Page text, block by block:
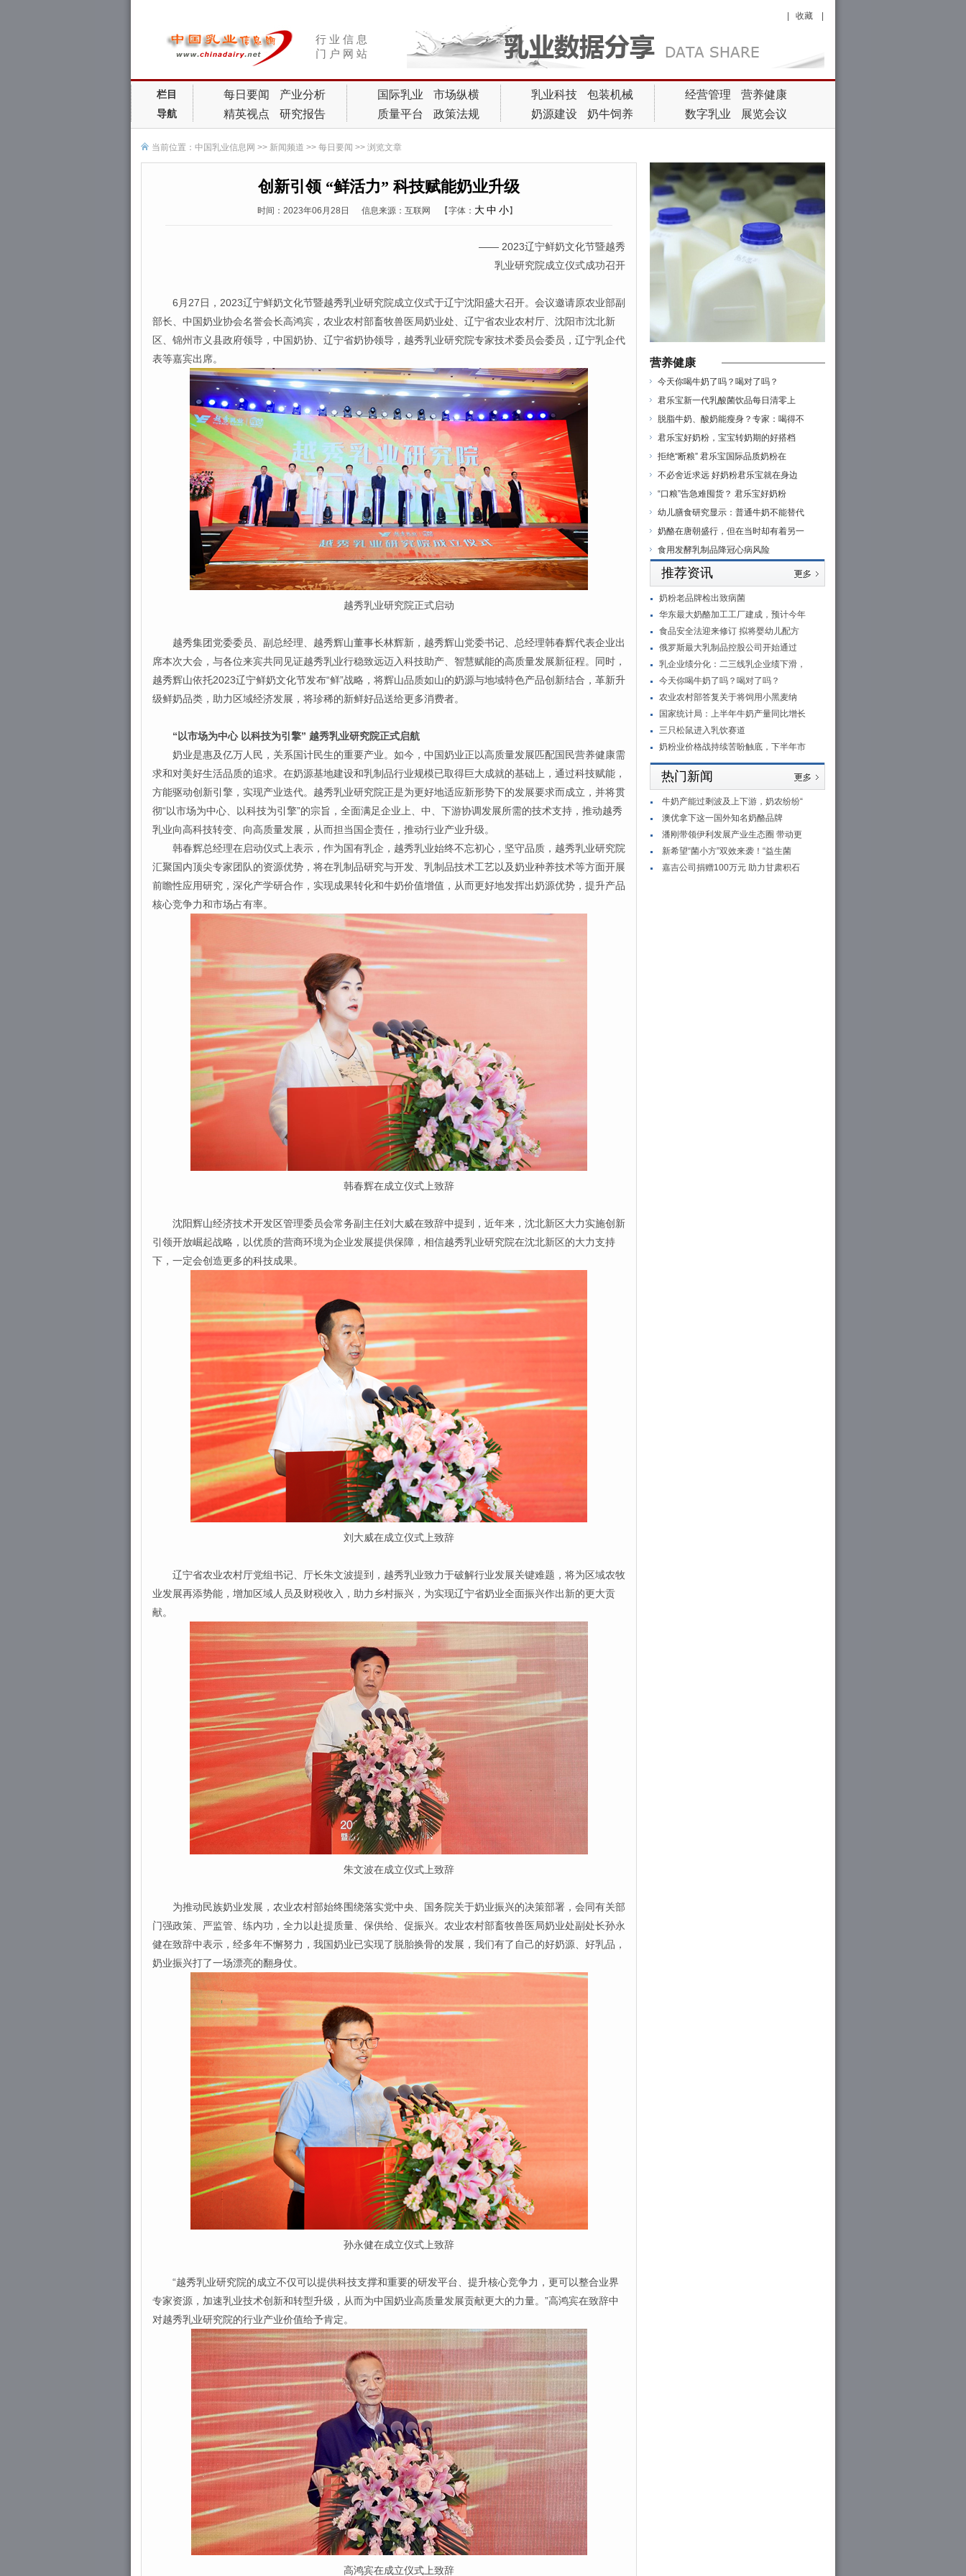
行 业 信 息
门 户 网 站
收藏
栏目
导航
每日要闻
产业分析
精英视点
研究报告
国际乳业
市场纵横
质量平台
政策法规
乳业科技
包装机械
奶源建设
奶牛饲养
经营管理
营养健康
数字乳业
展览会议
当前位置： 中国乳业信息网 >> 新闻频道 >> 每日要闻 >> 浏览文章
创新引领 “鲜活力” 科技赋能奶业升级
时间：2023年06月28日 信息来源：互联网 【字体： 大 中 小】
—— 2023辽宁鲜奶文化节暨越秀
乳业研究院成立仪式成功召开
6月27日，2023辽宁鲜奶文化节暨越秀乳业研究院成立仪式于辽宁沈阳盛大召开。会议邀请原农业部副
部长、中国奶业协会名誉会长高鸿宾，农业农村部畜牧兽医局奶业处、辽宁省农业农村厅、沈阳市沈北新
区、锦州市义县政府领导，中国奶协、辽宁省奶协领导，越秀乳业研究院专家技术委员会委员，辽宁乳企代
表等嘉宾出席。
越秀乳业研究院正式启动
越秀集团党委委员、副总经理、越秀辉山董事长林辉新，越秀辉山党委书记、总经理韩春辉代表企业出
席本次大会，与各位来宾共同见证越秀乳业行稳致远迈入科技助产、智慧赋能的高质量发展新征程。同时，
越秀辉山依托2023辽宁鲜奶文化节发布“鲜”战略，将辉山品质如山的奶源与地域特色产品创新结合，革新升
级鲜奶品类，助力区域经济发展，将珍稀的新鲜好品送给更多消费者。
“以市场为中心 以科技为引擎” 越秀乳业研究院正式启航
奶业是惠及亿万人民，关系国计民生的重要产业。如今，中国奶业正以高质量发展匹配国民营养健康需
求和对美好生活品质的追求。在奶源基地建设和乳制品行业规模已取得巨大成就的基础上，通过科技赋能，
方能驱动创新引擎，实现产业迭代。越秀乳业研究院正是为更好地适应新形势下的发展要求而成立，并将贯
彻“以市场为中心、以科技为引擎”的宗旨，全面满足企业上、中、下游协调发展所需的技术支持，推动越秀
乳业向高科技转变、向高质量发展，从而担当国企责任，推动行业产业升级。
韩春辉总经理在启动仪式上表示，作为国有乳企，越秀乳业始终不忘初心，坚守品质，越秀乳业研究院
汇聚国内顶尖专家团队的资源优势，将在乳制品研究与开发、乳制品技术工艺以及奶业种养技术等方面开展
前瞻性应用研究，深化产学研合作，实现成果转化和牛奶价值增值，从而更好地发挥出奶源优势，提升产品
核心竞争力和市场占有率。
韩春辉在成立仪式上致辞
沈阳辉山经济技术开发区管理委员会常务副主任刘大威在致辞中提到，近年来，沈北新区大力实施创新
引领开放崛起战略，以优质的营商环境为企业发展提供保障，相信越秀乳业研究院在沈北新区的大力支持
下，一定会创造更多的科技成果。
刘大威在成立仪式上致辞
辽宁省农业农村厅党组书记、厅长朱文波提到，越秀乳业致力于破解行业发展关键难题，将为区域农牧
业发展再添势能，增加区域人员及财税收入，助力乡村振兴，为实现辽宁省奶业全面振兴作出新的更大贡
献。
朱文波在成立仪式上致辞
为推动民族奶业发展，农业农村部始终围绕落实党中央、国务院关于奶业振兴的决策部署，会同有关部
门强政策、严监管、练内功，全力以赴提质量、保供给、促振兴。农业农村部畜牧兽医局奶业处副处长孙永
健在致辞中表示，经多年不懈努力，我国奶业已实现了脱胎换骨的发展，我们有了自己的好奶源、好乳品，
奶业振兴打了一场漂亮的翻身仗。
孙永健在成立仪式上致辞
“越秀乳业研究院的成立不仅可以提供科技支撑和重要的研发平台、提升核心竞争力，更可以整合业界
专家资源，加速乳业技术创新和转型升级，从而为中国奶业高质量发展贡献更大的力量。”高鸿宾在致辞中
对越秀乳业研究院的行业产业价值给予肯定。
高鸿宾在成立仪式上致辞
营养健康
今天你喝牛奶了吗？喝对了吗？
君乐宝新一代乳酸菌饮品每日清零上
脱脂牛奶、酸奶能瘦身？专家：喝得不
君乐宝好奶粉，宝宝转奶期的好搭档
拒绝“断粮” 君乐宝国际品质奶粉在
不必舍近求远 好奶粉君乐宝就在身边
“口粮”告急难囤货？ 君乐宝好奶粉
幼儿膳食研究显示：普通牛奶不能替代
奶酪在唐朝盛行，但在当时却有着另一
食用发酵乳制品降冠心病风险
推荐资讯
奶粉老品牌检出致病菌
华东最大奶酪加工工厂建成，预计今年
食品安全法迎来修订 拟将婴幼儿配方
俄罗斯最大乳制品控股公司开始通过
乳企业绩分化：二三线乳企业绩下滑，
今天你喝牛奶了吗？喝对了吗？
农业农村部答复关于将饲用小黑麦纳
国家统计局：上半年牛奶产量同比增长
三只松鼠进入乳饮赛道
奶粉业价格战持续苦盼触底，下半年市
热门新闻
牛奶产能过剩波及上下游，奶农纷纷“
澳优拿下这一国外知名奶酪品牌
潘刚带领伊利发展产业生态圈 带动更
新希望“菌小方”双效来袭！“益生菌
嘉吉公司捐赠100万元 助力甘肃积石